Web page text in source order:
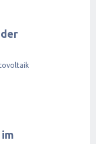
im